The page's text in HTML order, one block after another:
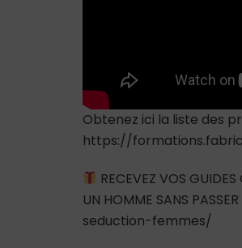
Obtenez ici la liste des
https://
RECEVEZ VOS
UN HOMME SANS
seduction-femmes/